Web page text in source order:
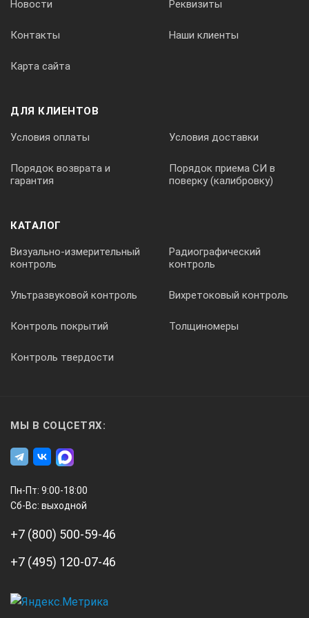
Анализатор поля зрения проекционный АППЗ-01
1
Новости Реквизиты
Контакты Наши клиенты
Карта сайта
ДЛЯ КЛИЕНТОВ
Условия оплаты Условия доставки
Порядок возврата и
гарантия
Порядок приема СИ в
поверку (калибровку)
КАТАЛОГ
Визуально-измерительный
контроль
Радиографический
контроль
Ультразвуковой контроль Вихретоковый контроль
Контроль покрытий Толщиномеры
Контроль твердости
МЫ В СОЦСЕТЯХ:
Пн-Пт: 9:00-18:00
Сб-Вс: выходной
+7 (800) 500-59-46
+7 (495) 120-07-46